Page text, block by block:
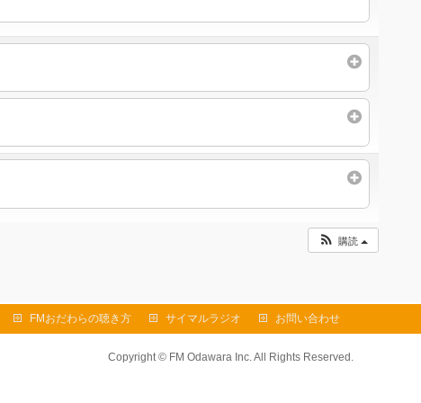
購読
FMおだわらの聴き方 サイマルラジオ お問い合わせ
Copyright © FM Odawara Inc. All Rights Reserved.